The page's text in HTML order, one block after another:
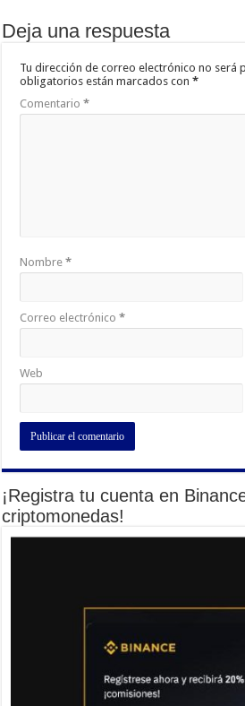
Deja una respuesta
Tu dirección de correo electrónico no será
obligatorios están marcados con*
Comentario*
Nombre*
Correo electrónico*
Web
¡Registra tu cuenta en
criptomonedas!